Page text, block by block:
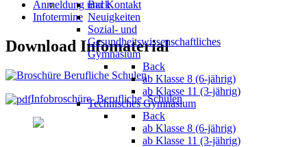
Back
Neuigkeiten
Sozial- und
Gesundheitswissenschaftliches
Gymnasium
Back
ab Klasse 8 (6-jährig)
ab Klasse 11 (3-jährig)
Technisches Gymnasium
Back
ab Klasse 8 (6-jährig)
ab Klasse 11 (3-jährig)
Anmeldung und Kontakt
Infotermine
Download Infomaterial
Infobroschüre_Berufliche_Schulen